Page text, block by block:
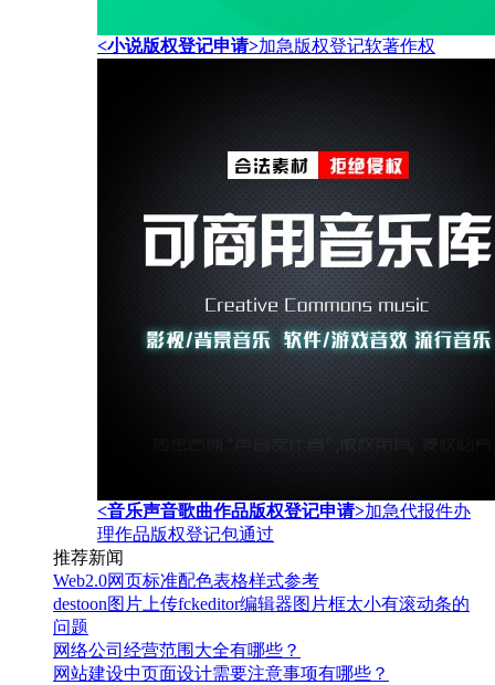
<小说版权登记申请>加急版权登记软著作权
<音乐声音歌曲作品版权登记申请>加急代报件办
理作品版权登记包通过
推荐新闻
Web2.0网页标准配色表格样式参考
destoon图片上传fckeditor编辑器图片框太小有滚动条的
问题
网络公司经营范围大全有哪些？
网站建设中页面设计需要注意事项有哪些？